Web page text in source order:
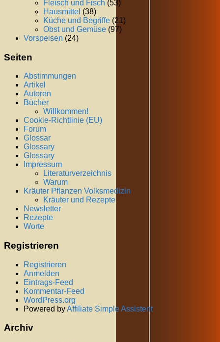
Fleisch und Fisch (53)
Hausmittel (38)
Küche und Begriffe (21)
Obst und Gemüse (97)
Vorspeisen (24)
Seiten
Abstimmungen
Artikel
Autoren
Bücher
Willkommen!
Cookie-Richtlinie (EU)
Forum
Glossar
Glossary
Glossary
Impressum
Literaturverzeichnis
Warum
Kräuter Pflanzen Volksmedizin
Kräuter und Rezepte
Newsletter
Rezepte
Worte
Registrieren
Registrieren
Anmelden
Eintrags-Feed
Kommentar-Feed
WordPress.org
Powered byAffiliate Simple Assistent
Archiv